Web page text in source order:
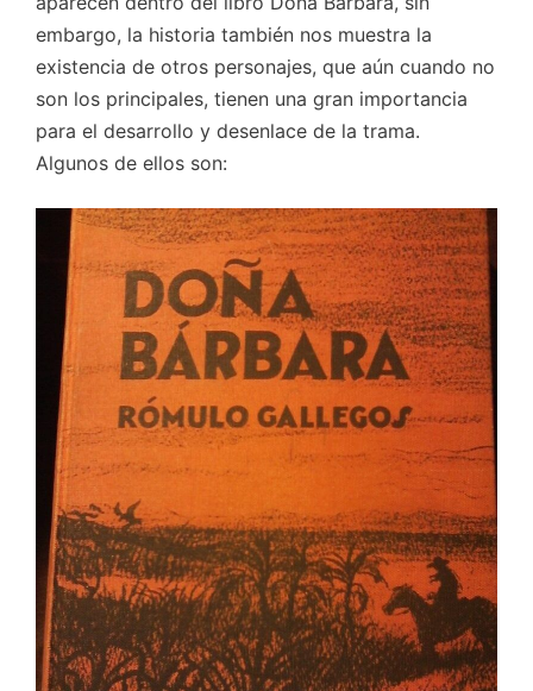
embargo, la historia también nos muestra la
existencia de otros personajes, que aún cuando no
son los principales, tienen una gran importancia
para el desarrollo y desenlace de la trama.
Algunos de ellos son: